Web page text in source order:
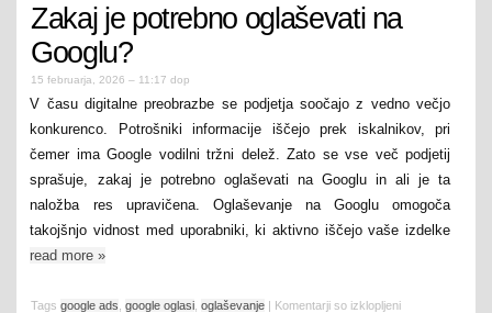
Zakaj je potrebno oglaševati na
Googlu?
15 februarja, 2026 – 11:17 dop
V času digitalne preobrazbe se podjetja soočajo z vedno večjo
konkurenco. Potrošniki informacije iščejo prek iskalnikov, pri
čemer ima Google vodilni tržni delež. Zato se vse več podjetij
sprašuje, zakaj je potrebno oglaševati na Googlu in ali je ta
naložba res upravičena. Oglaševanje na Googlu omogoča
takojšnjo vidnost med uporabniki, ki aktivno iščejo vaše izdelke
read more»
Tags google ads google oglasi oglaševanje | Komentarji so izklopljeni